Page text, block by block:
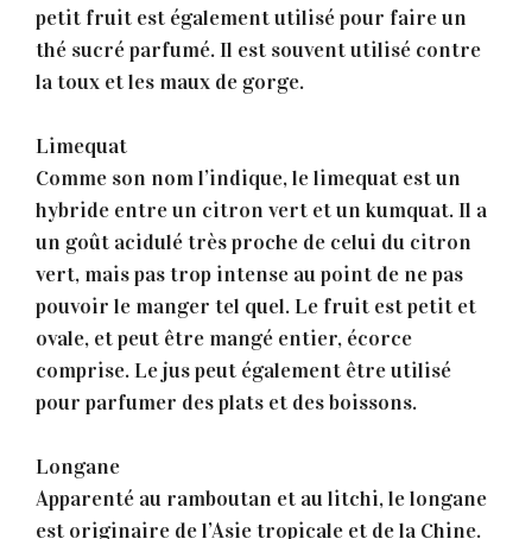
petit fruit est également utilisé pour faire un
thé sucré parfumé. Il est souvent utilisé contre
la toux et les maux de gorge.
Limequat
Comme son nom l’indique, le limequat est un
hybride entre un citron vert et un kumquat. Il a
un goût acidulé très proche de celui du citron
vert, mais pas trop intense au point de ne pas
pouvoir le manger tel quel. Le fruit est petit et
ovale, et peut être mangé entier, écorce
comprise. Le jus peut également être utilisé
pour parfumer des plats et des boissons.
Longane
Apparenté au ramboutan et au litchi, le longane
est originaire de l’Asie tropicale et de la Chine.